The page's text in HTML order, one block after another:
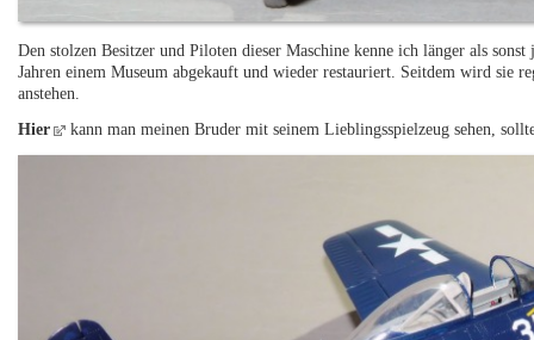
Den stolzen Besitzer und Piloten dieser Maschine kenne ich länger als
Jahren einem Museum abgekauft und wieder restauriert. Seitdem wird sie
anstehen.
Hier kann man meinen Bruder mit seinem Lieblingsspielzeug sehen,